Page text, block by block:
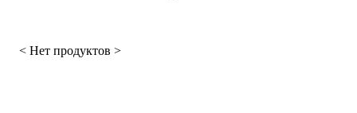
< Нет продуктов >